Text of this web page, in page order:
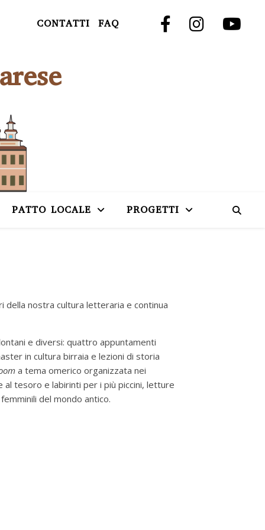
CONTATTI FAQ
PATTO LOCALE PROGETTI
della nostra cultura letteraria e continua
e diversi: quattro appuntamenti
in cultura birraia e lezioni di storia
a tema omerico organizzata nei
al tesoro e labirinti per i più piccini, letture
del mondo antico.